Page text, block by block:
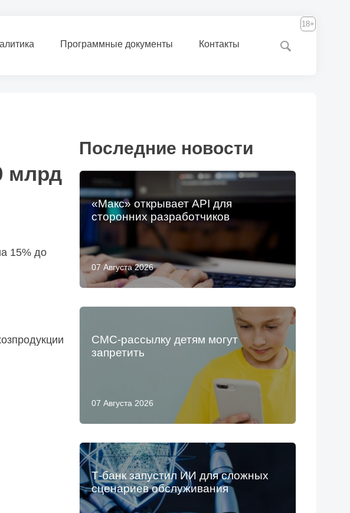
Программные документы Контакты
18+
млрд
15% до
Последние новости
07 Августа 2026
«Макс» открывает API для
сторонних разработчиков
07 Августа 2026
СМС-рассылку детям могут
запретить
Т-банк запустил ИИ для сложных
сценариев обслуживания